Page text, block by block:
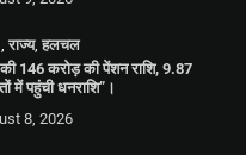
,राज्य,हलचल
की 146 करोड़ की पेंशन राशि, 9.87
में पहुंची धनराशि”।
8, 2026